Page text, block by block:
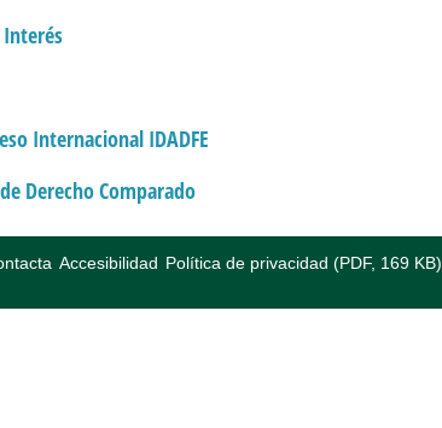
Interés
Internacional IDADFE
Derecho Comparado
Accesibilidad Política de privacidad (PDF, 169 KB)